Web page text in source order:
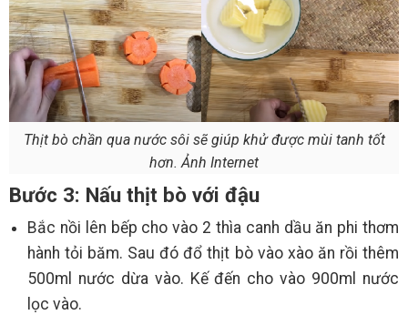
Thịt bò chần qua nước sôi sẽ giúp khử được mùi tanh tốt
hơn. Ảnh Internet
Bước 3: Nấu thịt bò với đậu
Bắc nồi lên bếp cho vào 2 thìa canh dầu ăn phi thơm
hành tỏi băm. Sau đó đổ thịt bò vào xào ăn rồi thêm
500ml nước dừa vào. Kế đến cho vào 900ml nước
lọc vào.